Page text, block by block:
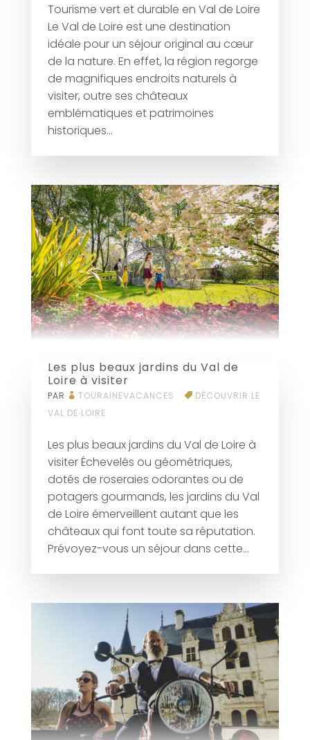
Tourisme vert et durable en Val de Loire
Le Val de Loire est une destination
idéale pour un séjour original au cœur
de la nature. En effet, la région regorge
de magnifiques endroits naturels à
visiter, outre ses châteaux
emblématiques et patrimoines
historiques...
Les plus beaux jardins du Val de
Loire à visiter
PAR TOURAINEVACANCES
DÉCOUVRIR LE
VAL DE LOIRE
Les plus beaux jardins du Val de Loire à
visiter Échevelés ou géométriques,
dotés de roseraies odorantes ou de
potagers gourmands, les jardins du Val
de Loire émerveillent autant que les
châteaux qui font toute sa réputation.
Prévoyez-vous un séjour dans cette...